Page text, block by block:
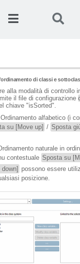
di classi e
alla modalità di controllo
il file di configurazione
chiave "isSorted".
alfabetico (i
su [Move up] / Sposta
naturale in
contestuale Sposta su
possono essere
posizione.